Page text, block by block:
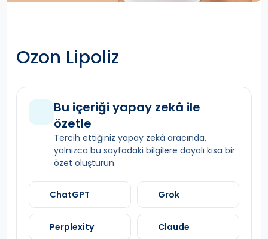
Ozon Lipoliz
Bu içeriği yapay zekâ ile
özetle
Tercih ettiğiniz yapay zekâ aracında,
yalnızca bu sayfadaki bilgilere dayalı kısa bir
özet oluşturun.
ChatGPT Grok
Perplexity Claude